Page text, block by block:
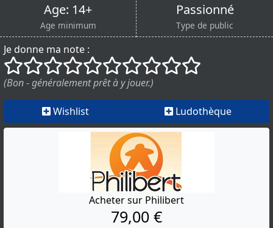
Age: 14+
Age minimum
Passionné
Type de public
Je donne ma note :
()
() () () () () () () ()
()
(Bon - généralement prêt à y jouer.)
Wishlist Ludothèque
Acheter sur Philibert
79,00 €